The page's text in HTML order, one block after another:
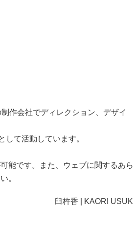
作会社でディレクション、デザイ
て活動しています。
能です。また、ウェブに関するあら
。
臼杵香 | KAORI USUKI